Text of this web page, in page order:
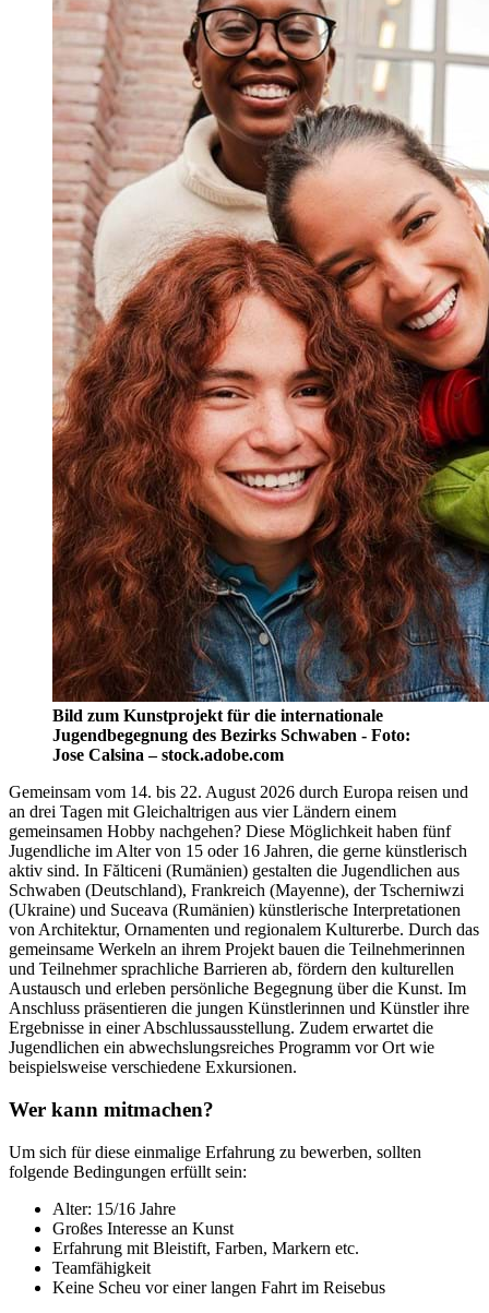
Bild zum Kunstprojekt für die internationale
Jugendbegegnung des Bezirks Schwaben - Foto:
Jose Calsina – stock.adobe.com
Gemeinsam vom 14. bis 22. August 2026 durch Europa reisen und
an drei Tagen mit Gleichaltrigen aus vier Ländern einem
gemeinsamen Hobby nachgehen? Diese Möglichkeit haben fünf
Jugendliche im Alter von 15 oder 16 Jahren, die gerne künstlerisch
aktiv sind. In Fălticeni (Rumänien) gestalten die Jugendlichen aus
Schwaben (Deutschland), Frankreich (Mayenne), der Tscherniwzi
(Ukraine) und Suceava (Rumänien) künstlerische Interpretationen
von Architektur, Ornamenten und regionalem Kulturerbe. Durch das
gemeinsame Werkeln an ihrem Projekt bauen die Teilnehmerinnen
und Teilnehmer sprachliche Barrieren ab, fördern den kulturellen
Austausch und erleben persönliche Begegnung über die Kunst. Im
Anschluss präsentieren die jungen Künstlerinnen und Künstler ihre
Ergebnisse in einer Abschlussausstellung. Zudem erwartet die
Jugendlichen ein abwechslungsreiches Programm vor Ort wie
beispielsweise verschiedene Exkursionen.
Wer kann mitmachen?
Um sich für diese einmalige Erfahrung zu bewerben, sollten
folgende Bedingungen erfüllt sein:
Alter: 15/16 Jahre
Großes Interesse an Kunst
Erfahrung mit Bleistift, Farben, Markern etc.
Teamfähigkeit
Keine Scheu vor einer langen Fahrt im Reisebus